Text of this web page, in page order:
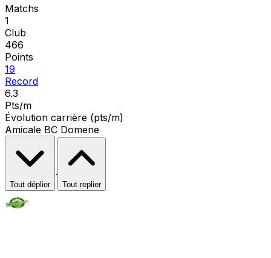
Matchs
1
Club
466
Points
19
Record
6.3
Pts/m
Évolution carrière (pts/m)
Amicale BC Domene
Tout déplier
·
Tout replier